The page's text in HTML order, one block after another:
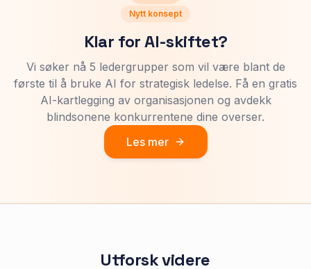
Nytt konsept
Klar for AI-skiftet?
Vi søker nå 5 ledergrupper som vil være blant de
første til å bruke AI for strategisk ledelse. Få en gratis
AI-kartlegging av organisasjonen og avdekk
blindsonene konkurrentene dine overser.
Les mer
Utforsk videre